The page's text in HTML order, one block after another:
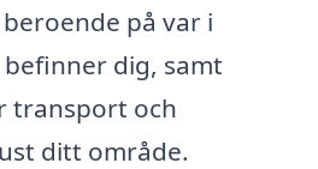
på var i
dig, samt
transport och
ditt område.